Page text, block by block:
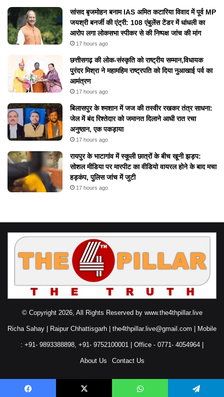
सांसद बृजमोहन बनाम IAS अमित कटारिया विवाद में पूर्व MP
जयश्री बनर्जी की एंट्री: 108 एंबुलेंस टेंडर में धांधली का
आरोप लगा लोकसभा स्पीकर से की निष्पक्ष जांच की मांग
17 hours ago
छत्तीसगढ़ की लोक-संस्कृति को राष्ट्रीय सम्मान,विधायक
पुरंदर मिश्रा ने महामहिम राष्ट्रपति को दिया नुआखाई पर्व का
आमंत्रण
17 hours ago
बिलासपुर के श्मशान में जज की तस्वीर रखकर तंत्र साधना:
जेल में बंद रिश्तेदार को जमानत दिलाने आधी रात रचा
अनुष्ठान, एक पकड़ाया
17 hours ago
रायपुर के भाटागांव में स्कूली छात्रों के बीच खूनी झड़प:
सोशल मीडिया पर मारपीट का वीडियो वायरल होने के बाद मचा
हड़कंप, पुलिस जांच में जुटी
17 hours ago
© Copyright 2026, All Rights Reserved by www.the4thpillar.live
Richa Sahay | Raipur Chhattisgarh | the4thpillar.live@gmail.com | Mobile
: +91- 9893388898, +91- 9752100001 | Office - 0771- 4054964 |
About Us Contact Us